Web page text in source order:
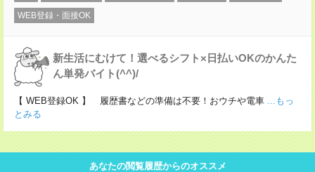
WEB登録・面接OK
新生活にむけて！選べるシフト×日払いOKのかんた
ん単発バイト(^^)/
【 WEB登録OK 】 履歴書などの準備は不要！おウチや電車 ...もっ
とみる
あなたの閲覧履歴からのオススメ